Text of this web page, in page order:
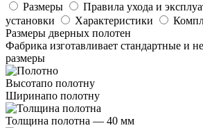
Размеры
Правила ухода и
установки
Характеристики
Размеры дверных полотен
Фабрика изготавливает стандартные и
размеры
Высотапо полотну
Ширинапо полотну
Толщина полотна — 40 мм